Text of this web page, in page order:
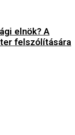
elnök? A
felszólítására